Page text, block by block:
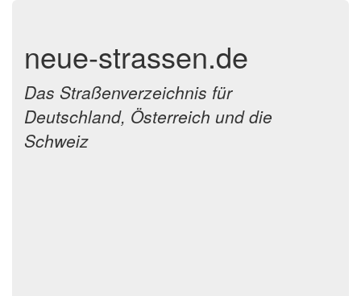
neue-strassen.de
Das Straßenverzeichnis für
Deutschland, Österreich und die
Schweiz